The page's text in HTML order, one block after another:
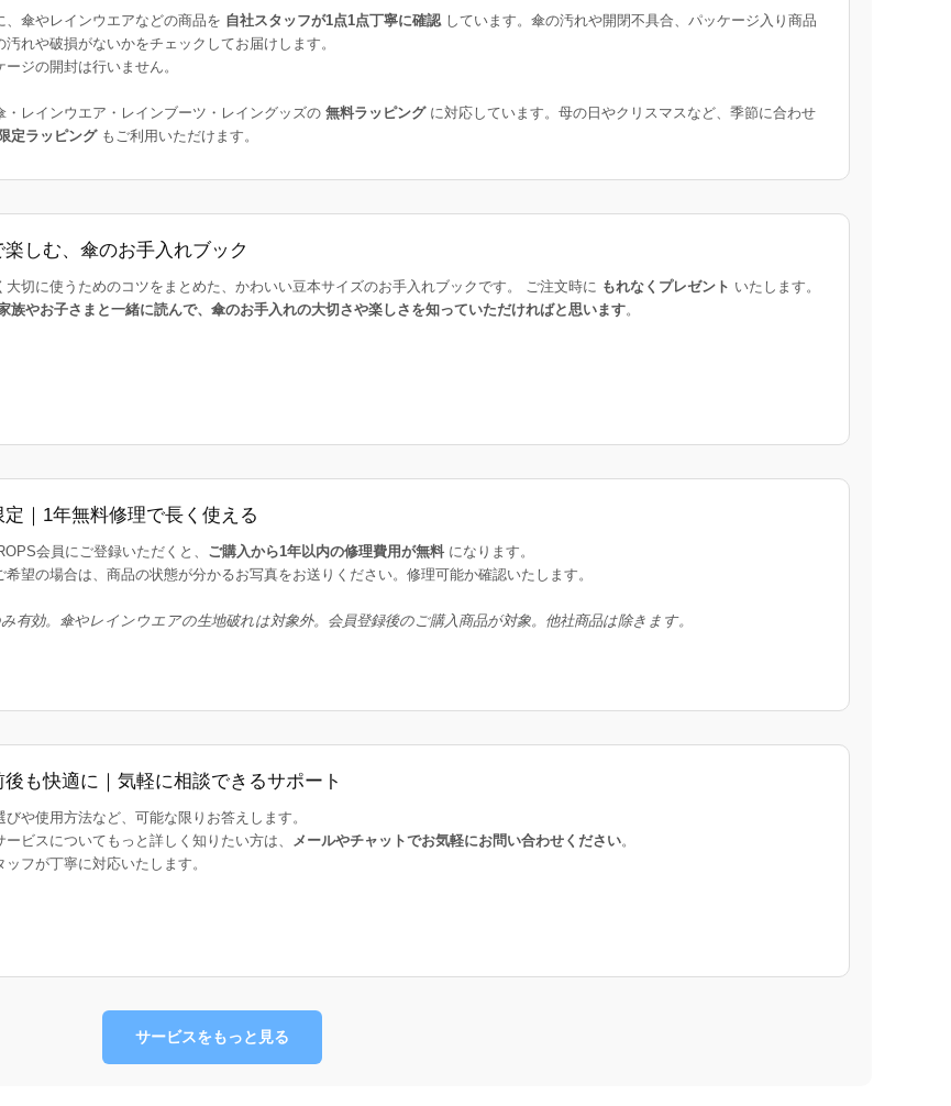
、傘やレインウエアなどの商品を 自社スタッフが1点1点丁寧に確認しています。傘の汚れや開閉不具合、パッケージ入り商品
汚れや破損がないかをチェックしてお届けします。
ジの開封は行いません。
・レインウエア・レインブーツ・レイングッズの 無料ラッピングに対応しています。母の日やクリスマスなど、季節に合わせ
定ラッピングもご利用いただけます。
楽しむ、傘のお手入れブック
大切に使うためのコツをまとめた、かわいい豆本サイズのお手入れブックです。 ご注文時に もれなくプレゼント いたします。
族やお子さまと一緒に読んで、傘のお手入れの大切さや楽しさを知っていただければと思います。
定｜1年無料修理で長く使える
会員にご登録いただくと、 ご購入から1年以内の修理費用が無料になります。
希望の場合は、商品の状態が分かるお写真をお送りください。修理可能か確認いたします。
有効。傘やレインウエアの生地破れは対象外。会員登録後のご購入商品が対象。他社商品は除きます。
後も快適に｜気軽に相談できるサポート
びや使用方法など、可能な限りお答えします。
ービスについてもっと詳しく知りたい方は、 メールやチャットでお気軽にお問い合わせください。
ッフが丁寧に対応いたします。
サービスをもっと見る